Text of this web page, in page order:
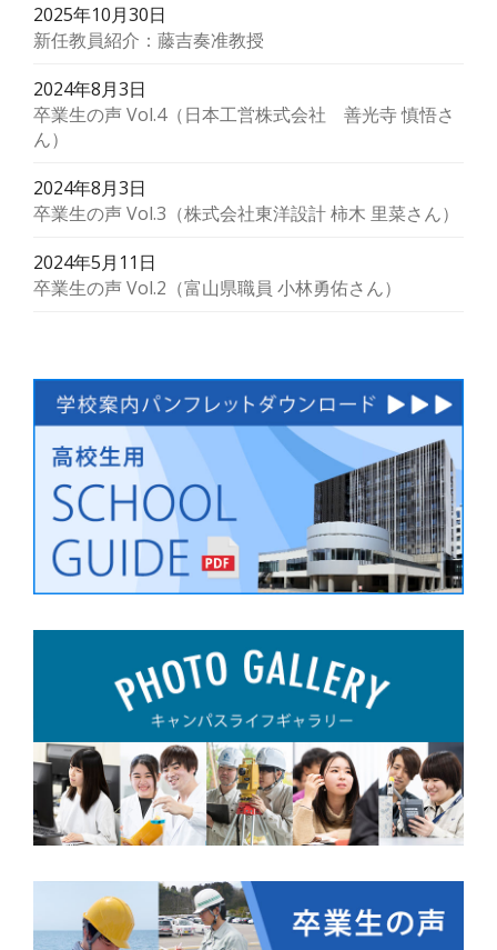
2025年10月30日
新任教員紹介：藤吉奏准教授
2024年8月3日
卒業生の声 Vol.4（日本工営株式会社 善光寺 慎悟さ
ん）
2024年8月3日
卒業生の声 Vol.3（株式会社東洋設計 柿木 里菜さん）
2024年5月11日
卒業生の声 Vol.2（富山県職員 小林勇佑さん）